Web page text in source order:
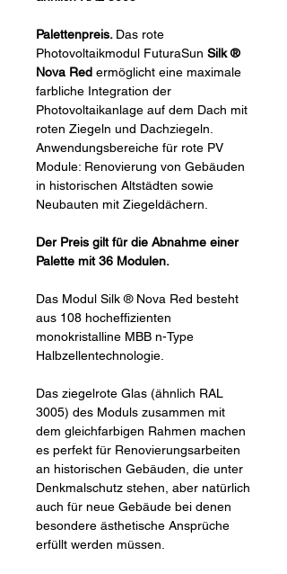
Palettenpreis. Das rote
Photovoltaikmodul FuturaSun Silk ®
Nova Red ermöglicht eine maximale
farbliche Integration der
Photovoltaikanlage auf dem Dach mit
roten Ziegeln und Dachziegeln.
Anwendungsbereiche für rote PV
Module: Renovierung von Gebäuden
in historischen Altstädten sowie
Neubauten mit Ziegeldächern.
Der Preis gilt für die Abnahme einer
Palette mit 36 Modulen.
Das Modul Silk ® Nova Red besteht
aus 108 hocheffizienten
monokristalline MBB n-Type
Halbzellentechnologie.
Das ziegelrote Glas (ähnlich RAL
3005) des Moduls zusammen mit
dem gleichfarbigen Rahmen machen
es perfekt für Renovierungsarbeiten
an historischen Gebäuden, die unter
Denkmalschutz stehen, aber natürlich
auch für neue Gebäude bei denen
besondere ästhetische Ansprüche
erfüllt werden müssen.